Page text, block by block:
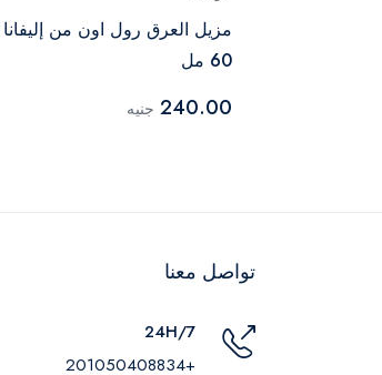
مزيل العرق رول اون من
60 مل
240.00 جنيه
تواصل معنا
24H/7
+201050408834